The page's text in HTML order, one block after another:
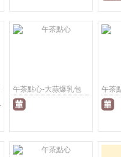
午茶點心-大蒜爆乳包 午茶